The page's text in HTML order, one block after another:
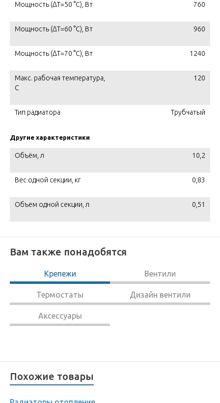
Мощность (ΔT=50 °C), Вт 760
Мощность (ΔT=60 °C), Вт 960
Мощность (ΔT=70 °C), Вт 1240
Макс. рабочая температура,
C
120
Тип радиатора Трубчатый
Другие характеристики
Объём, л 10,2
Вес одной секции, кг 0,83
Объем одной секции, л 0,51
Вам также понадобятся
Крепежи Вентили
Термостаты Дизайн вентили
Аксессуары
Похожие товары